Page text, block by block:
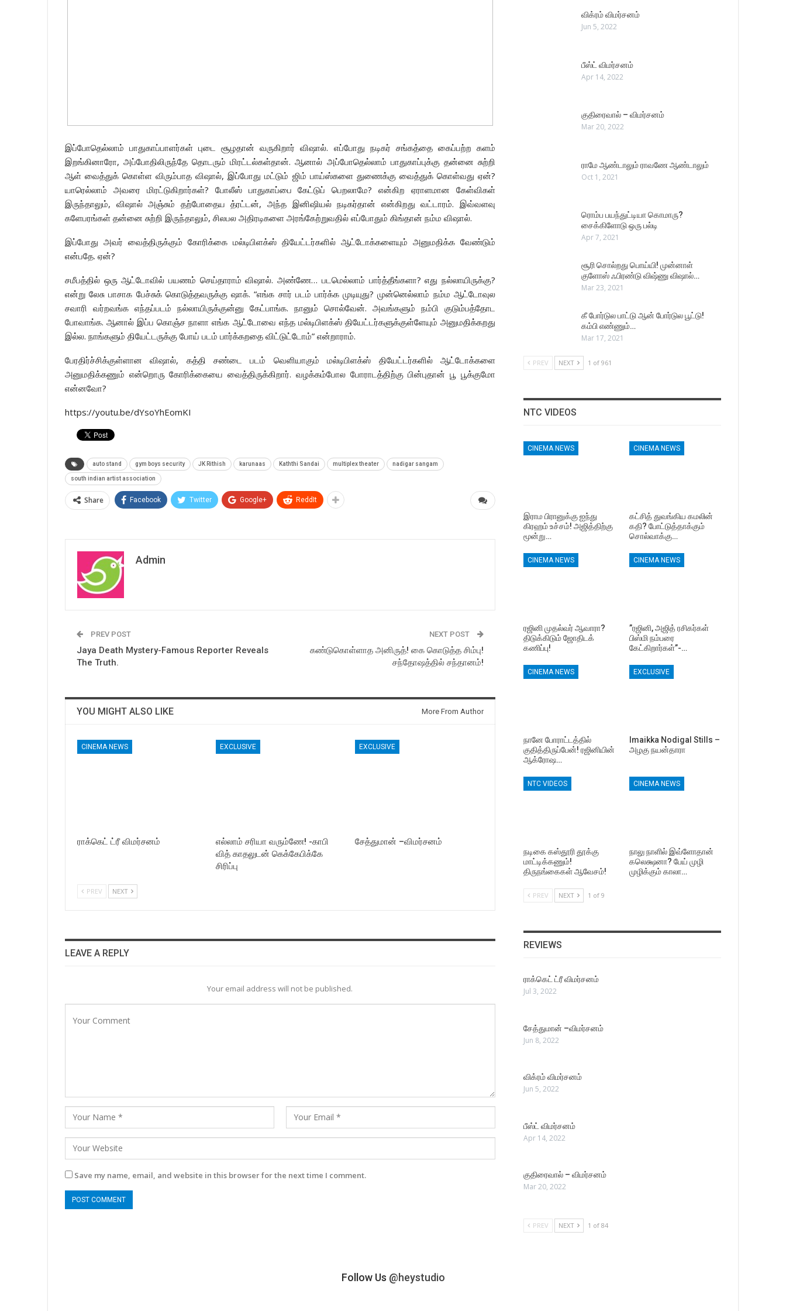
இப்போதெல்லாம் பாதுகாப்பாளர்கள் புடை சூழதான் வருகிறார் விஷால். எப்போது நடிகர் சங்கத்தை கைப்பற்ற களம்
இறங்கினாரோ, அப்போதிலிருந்தே தொடரும் மிரட்டல்கள்தான். ஆனால் அப்போதெல்லாம் பாதுகாப்புக்கு தன்னை சுற்றி
ஆள் வைத்துக் கொள்ள விரும்பாத விஷால், இப்போது மட்டும் ஜிம் பாய்ஸ்களை துணைக்கு வைத்துக் கொள்வது ஏன்?
யாரெல்லாம் அவரை மிரட்டுகிறார்கள்? போலீஸ் பாதுகாப்பை கேட்டுப் பெறலாமே? என்கிற ஏராளமான கேள்விகள்
இருந்தாலும், விஷால் அஞ்சும் தற்போதைய த்ரட்டன், அந்த இனிஷியல் நடிகர்தான் என்கிறது வட்டாரம். இவ்வளவு
களேபரங்கள் தன்னை சுற்றி இருந்தாலும், சிலபல அதிரடிகளை அரங்கேற்றுவதில் எப்போதும் கிங்தான் நம்ம விஷால்.
இப்போது அவர் வைத்திருக்கும் கோரிக்கை மல்டிபிளக்ஸ் தியேட்டர்களில் ஆட்டோக்களையும் அனுமதிக்க வேண்டும்
என்பதே. ஏன்?
சமீபத்தில் ஒரு ஆட்டோவில் பயணம் செய்தாராம் விஷால். அண்ணே… படமெல்லாம் பார்த்தீங்களா? எது நல்லாயிருக்கு?
என்று லேசு பாசாக பேச்சுக் கொடுத்தவருக்கு ஷாக். “எங்க சார் படம் பார்க்க முடியுது? முன்னெல்லாம் நம்ம ஆட்டோவுல
சவாரி வர்றவங்க எந்தப்படம் நல்லாயிருக்குன்னு கேட்பாங்க. நானும் சொல்வேன். அவங்களும் நம்பி குடும்பத்தோட
போவாங்க. ஆனால் இப்ப கொஞ்ச நாளா எங்க ஆட்டோவை எந்த மல்டிபிளக்ஸ் தியேட்டர்களுக்குள்ளேயும் அனுமதிக்கறது
இல்ல. நாங்களும் தியேட்டருக்கு போய் படம் பார்க்கறதை விட்டுட்டோம்” என்றாராம்.
பேரதிர்ச்சிக்குள்ளான விஷால், கத்தி சண்டை படம் வெளியாகும் மல்டிபிளக்ஸ் தியேட்டர்களில் ஆட்டோக்களை
அனுமதிக்கணும் என்றொரு கோரிக்கையை வைத்திருக்கிறார். வழக்கம்போல போராடத்திற்கு பின்புதான் பூ பூக்குமோ
என்னவோ?
https://youtu.be/dYsoYhEomKI
auto stand gym boys security JK Rithish karunaas Kaththi Sandai multiplex theater nadigar sangam
south indian artist association
Share Facebook Twitter Google+ ReddIt
Admin
PREV POST
Jaya Death Mystery-Famous Reporter Reveals
The Truth.
NEXT POST
கண்டுகொள்ளாத அனிருத்! கை கொடுத்த சிம்பு!
சந்தோஷத்தில் சந்தானம்!
YOU MIGHT ALSO LIKE More From Author
CINEMA NEWS
ராக்கெட் ட்ரீ விமர்சனம்
EXCLUSIVE
எல்லாம் சரியா வரும்ணே! -காபி
வித் காதலுடன் கெக்கேபிக்கே
சிரிப்பு
EXCLUSIVE
சேத்துமான் –விமர்சனம்
PREV NEXT
LEAVE A REPLY
Your email address will not be published.
Save my name, email, and website in this browser for the next time I comment.
விக்ரம் விமர்சனம்
Jun 5, 2022
பீஸ்ட் விமர்சனம்
Apr 14, 2022
குதிரைவால் – விமர்சனம்
Mar 20, 2022
ராமே ஆண்டாலும் ராவணே ஆண்டாலும்
Oct 1, 2021
ரொம்ப பயந்துட்டியா கொமாரு?
சைக்கிளோடு ஒரு பல்டி
Apr 7, 2021
சூரி சொல்றது பொய்யி! முன்னாள்
குளோஸ் ஃபிரண்டு விஷ்ணு விஷால்…
Mar 23, 2021
கீ போர்டுல பாட்டு ஆன் போர்டுல பூட்டு!
கம்பி எண்ணும்…
Mar 17, 2021
PREV NEXT 1 of 961
NTC VIDEOS
CINEMA NEWS
இராம பிரானுக்கு ஐந்து
கிரஹம் உச்சம்! அஜித்திற்கு
மூன்று…
CINEMA NEWS
கட்சித் துவங்கிய கமலின்
கதி? போட்டுத்தாக்கும்
சொல்வாக்கு…
CINEMA NEWS
ரஜினி முதல்வர் ஆவாரா?
திடுக்கிடும் ஜோதிடக்
கணிப்பு!
CINEMA NEWS
”ரஜினி, அஜித் ரசிகர்கள்
பிஸ்மி நம்பரை
கேட்கிறார்கள்”-…
CINEMA NEWS
நானே போராட்டத்தில்
குதித்திருப்பேன்! ரஜினியின்
ஆக்ரோஷ…
EXCLUSIVE
Imaikka Nodigal Stills –
அழகு நயன்தாரா
NTC VIDEOS
நடிகை கஸ்தூரி தூக்கு
மாட்டிக்கணும்!
திருநங்கைகள் ஆவேசம்!
CINEMA NEWS
நாலு நாளில் இவ்ளோதான்
கலெக்ஷனா? பேய் முழி
முழிக்கும் காலா…
PREV NEXT 1 of 9
REVIEWS
ராக்கெட் ட்ரீ விமர்சனம்
Jul 3, 2022
சேத்துமான் –விமர்சனம்
Jun 8, 2022
விக்ரம் விமர்சனம்
Jun 5, 2022
பீஸ்ட் விமர்சனம்
Apr 14, 2022
குதிரைவால் – விமர்சனம்
Mar 20, 2022
PREV NEXT 1 of 84
Follow Us @heystudio